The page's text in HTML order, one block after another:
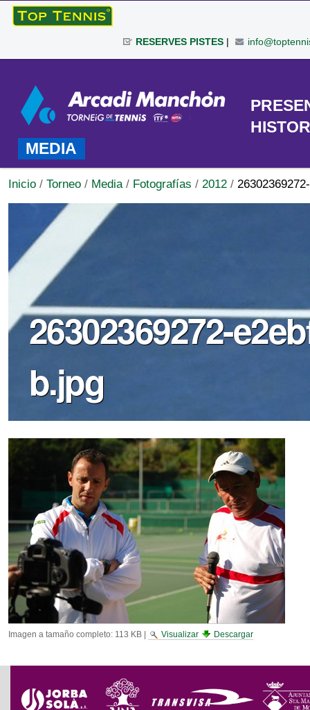
Cambiar
|
navegación
RESERVES PISTES|
Personales
TORNEO
MEDIA
Inicio / Torneo / Media / Fotografías / 2012 /
26302369272-
b.jpg
Imagen a tamaño completo: 113 KB| Visualizar Descargar